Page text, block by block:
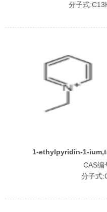
分子式
1-ethylpyridin-1-
CAS编
分子式